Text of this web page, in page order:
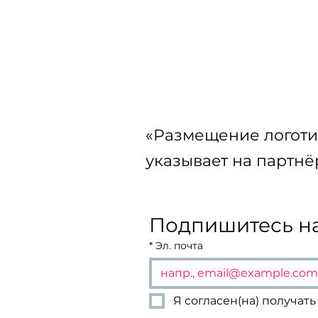
Подиум и показы мод
Бесплатные билеты на
ОТВЕЧАЕМ НА
«Размещение
указывает на
Подпишитесь
* Эл. почта
Я согласен(на)